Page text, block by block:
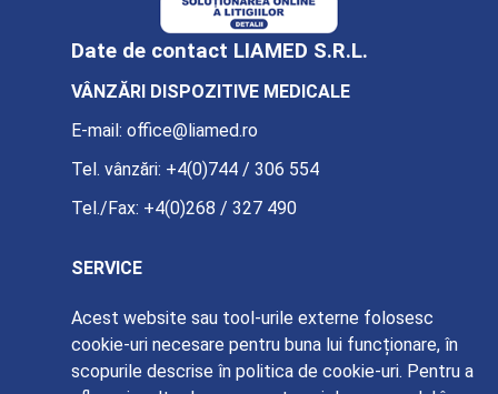
Date de contact LIAMED S.R.L.
VÂNZĂRI DISPOZITIVE MEDICALE
E-mail: office@liamed.ro
Tel. vânzări: +4(0)744 / 306 554
Tel./Fax: +4(0)268 / 327 490
SERVICE
E-mail:
service@liamed.ro
Tel. service:+4(0)739 / 885 387
Acest website sau tool-urile externe folosesc
cookie-uri necesare pentru buna lui funcționare, în
scopurile descrise în politica de cookie-uri. Pentru a